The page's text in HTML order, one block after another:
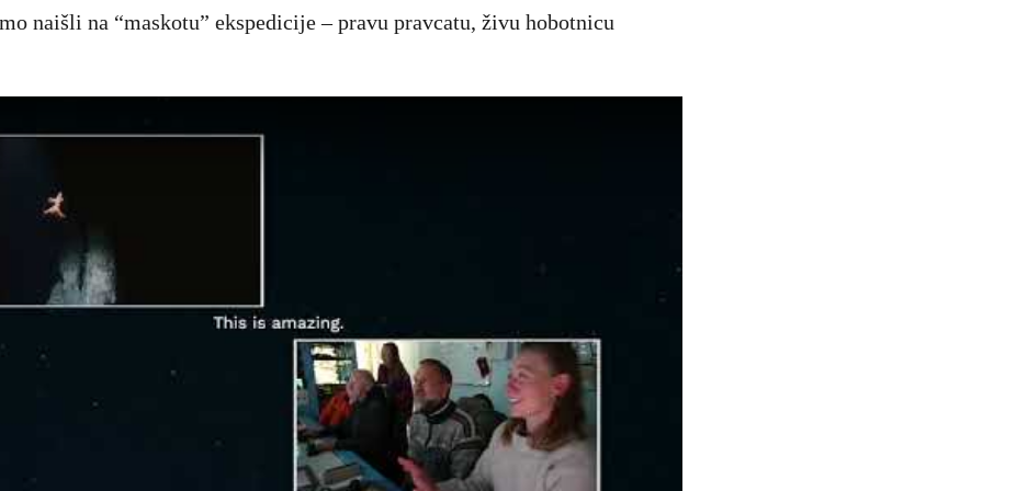
naišli na “maskotu” ekspedicije – pravu pravcatu, živu hobotnicu